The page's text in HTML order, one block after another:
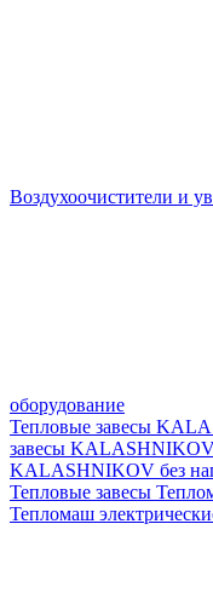
Воздухоочистители и
оборудование
Тепловые завесы
завесы
KALASHNIKOV без
Тепловые завесы
Тепломаш